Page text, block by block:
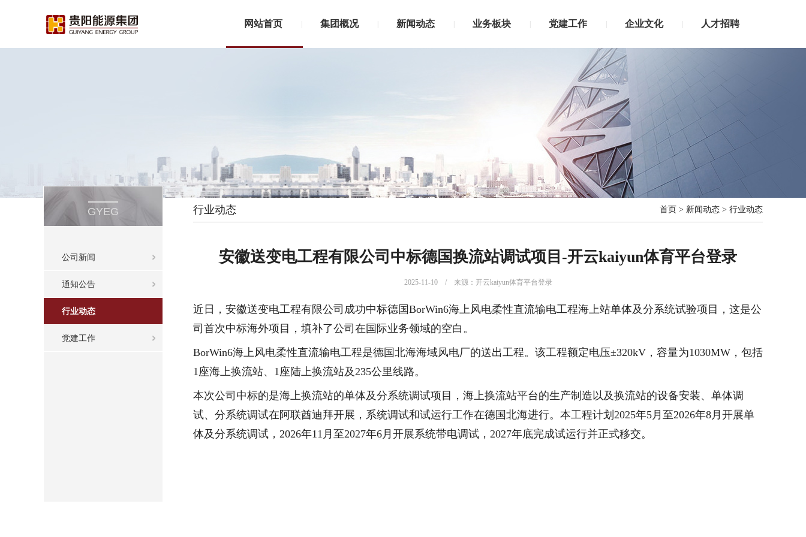
网站首页 集团概况 新闻动态 业务板块 党建工作 企业文化 人才招聘
GYEG
公司新闻
通知公告
行业动态
党建工作
行业动态 首页 > 新闻动态 > 行业动态
安徽送变电工程有限公司中标德国换流站调试项目-开云kaiyun体育平台登录
2025-11-10 / 来源：开云kaiyun体育平台登录
近日，安徽送变电工程有限公司成功中标德国BorWin6海上风电柔性直流输电工程海上站单体及分系统试验项目，这是公
司首次中标海外项目，填补了公司在国际业务领域的空白。
BorWin6海上风电柔性直流输电工程是德国北海海域风电厂的送出工程。该工程额定电压±320kV，容量为1030MW，包括
1座海上换流站、1座陆上换流站及235公里线路。
本次公司中标的是海上换流站的单体及分系统调试项目，海上换流站平台的生产制造以及换流站的设备安装、单体调
试、分系统调试在阿联酋迪拜开展，系统调试和试运行工作在德国北海进行。本工程计划2025年5月至2026年8月开展单
体及分系统调试，2026年11月至2027年6月开展系统带电调试，2027年底完成试运行并正式移交。